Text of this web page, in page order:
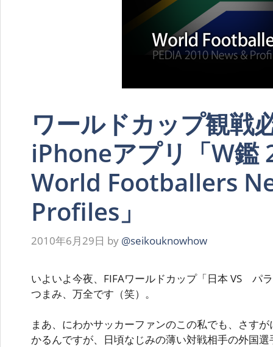
ワールドカップ観戦
iPhoneアプリ「W鑑
World Footballers
Profiles」
2010年6月29日 by @seikouknowhow
いよいよ今夜、FIFAワールドカップ「日本 VS パ
つまみ、万全です（笑）。
まあ、にわかサッカーファンのこの私でも、さす
かるんですが、日頃なじみの薄い対戦相手の外国